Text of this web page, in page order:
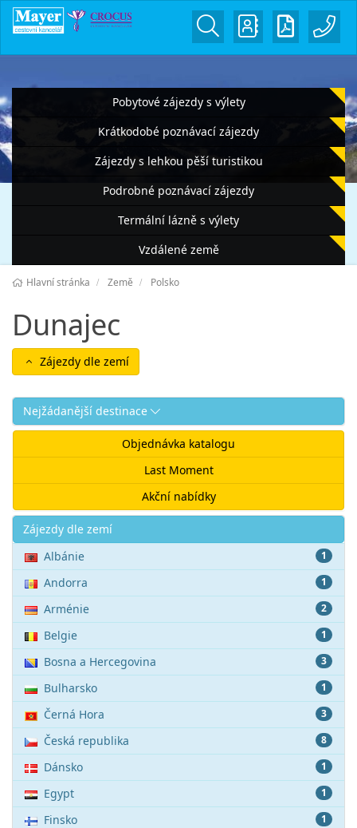
Pobytové zájezdy s výlety
Krátkodobé poznávací zájezdy
Zájezdy s lehkou pěší turistikou
Podrobné poznávací zájezdy
Termální lázně s výlety
Vzdálené země
Hlavní stránka Země Polsko
Dunajec
Zájezdy dle zemí
Nejžádanější destinace
Objednávka katalogu
Last Moment
Akční nabídky
Akce
Zájezdy dle zemí
1
Albánie
1
Andorra
2
Arménie
1
Belgie
3
Bosna a Hercegovina
1
Bulharsko
3
Černá Hora
8
Česká republika
1
Dánsko
1
Egypt
1
Finsko